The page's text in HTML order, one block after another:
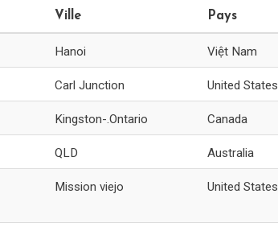
Ville Pays
Hanoi Việt Nam
Carl Junction United States
Kingston-.Ontario Canada
QLD Australia
Mission viejo United States